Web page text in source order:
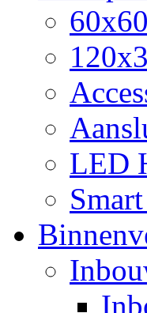
LED